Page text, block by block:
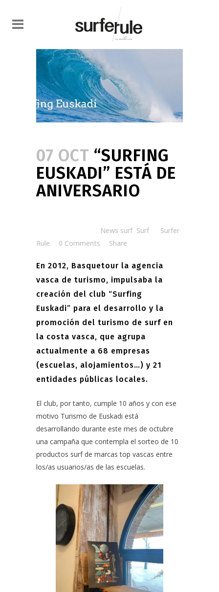
07 OCT “SURFING
EUSKADI” ESTÁ DE
ANIVERSARIO
News surf Surf
Surfer
Rule
0 Comments Share
En 2012, Basquetour la agencia
vasca de turismo, impulsaba la
creación del club “Surfing
Euskadi” para el desarrollo y la
promoción del turismo de surf en
la costa vasca, que agrupa
actualmente a 68 empresas
(escuelas, alojamientos…) y 21
entidades públicas locales.
El club, por tanto, cumple 10 años y con ese
motivo Turismo de Euskadi está
desarrollando durante este mes de octubre
una campaña que contempla el sorteo de 10
productos surf de marcas top vascas entre
los/as usuarios/as de las escuelas.